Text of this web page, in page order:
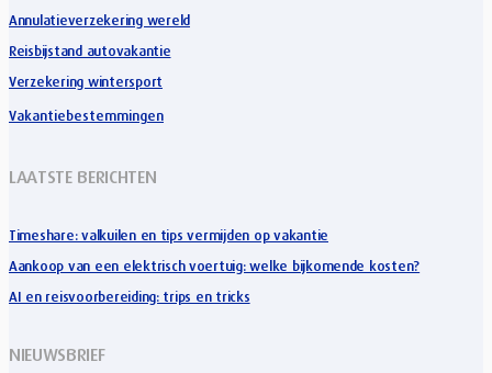
Annulatieverzekering wereld
Reisbijstand autovakantie
Verzekering wintersport
Vakantiebestemmingen
LAATSTE BERICHTEN
Timeshare: valkuilen en tips vermijden op vakantie
Aankoop van een elektrisch voertuig: welke bijkomende kosten?
AI en reisvoorbereiding: trips en tricks
NIEUWSBRIEF